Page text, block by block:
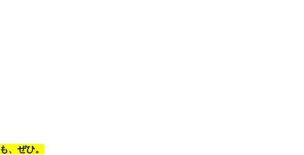
、ぜひ。